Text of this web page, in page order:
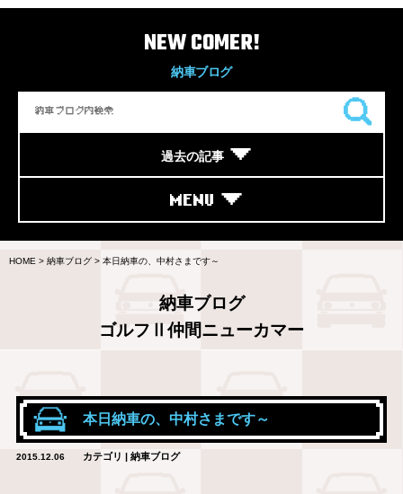
NEW COMER!
納車ブログ
過去の記事
MENU
HOME > 納車ブログ > 本日納車の、中村さまです～
納車ブログ
ゴルフⅡ仲間ニューカマー
本日納車の、中村さまです～
2015.12.06 カテゴリ | 納車ブログ